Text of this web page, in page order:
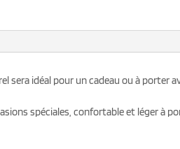
sera idéal pour un cadeau ou à porter
spéciales, confortable et léger à